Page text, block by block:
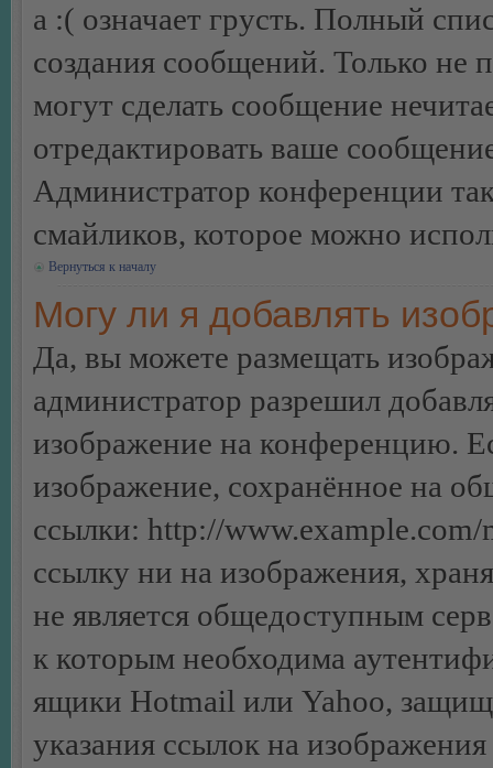
а :( означает грусть. Полный
создания сообщений. Только не
могут сделать сообщение
отредактировать ваше
Администратор конференции
смайликов, которое можно
Вернуться к началу
Могу ли я добавлять
Да, вы можете размещать
администратор разрешил
изображение на конференцию.
изображение, сохранённое на
ссылки: http://
ссылку ни на изображения,
не является общедоступным
к которым необходима
ящики Hotmail или Yahoo,
указания ссылок на